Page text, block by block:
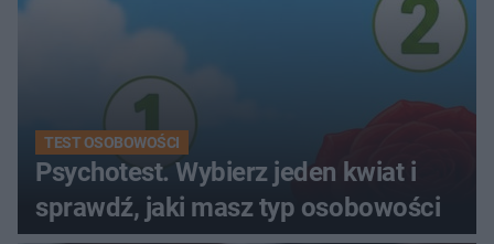
TEST OSOBOWOŚCI
Psychotest. Wybierz jeden kwiat i
sprawdź, jaki masz typ osobowości